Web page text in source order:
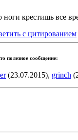
ноги крестишь все
с цитированием
полезное сообщение:
(23.07.2015), grinch